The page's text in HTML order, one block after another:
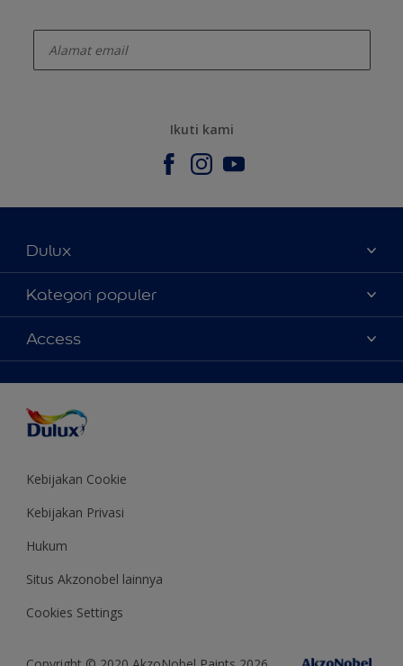
Ikuti kami
Dulux
Tentang Kami
Contact us
Temukan toko
Kategori populer
Warna
Produk
Inspirasi
Saran Mendekorasi
Colour of the Year
Access
Kebijakan Cookie
Kebijakan Privasi
Hukum
Situs Akzonobel lainnya
Cookies Settings